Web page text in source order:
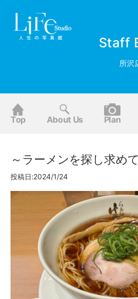
Staff
所沢
Top About Us Plan
～ラーメンを探し求め
投稿日:2024/1/24